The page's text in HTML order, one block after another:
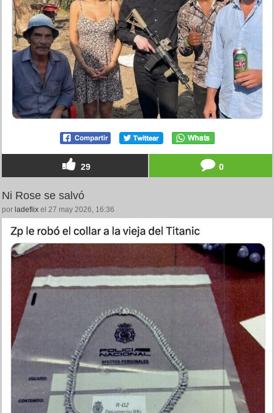
29 0
Ni Rose se salvó
por ladeflix el 27 may 2026, 16:36